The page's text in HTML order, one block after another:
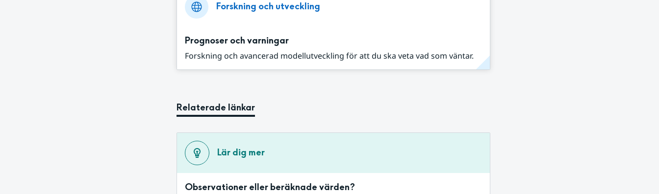
Forskning och utveckling
Prognoser och varningar
Forskning och avancerad modellutveckling för att du ska veta vad som väntar.
Relaterade länkar
Lär dig mer
Observationer eller beräknade värden?